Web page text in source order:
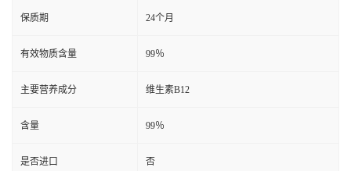
保质期 24个月
有效物质含量 99％
主要营养成分 维生素B12
含量 99％
是否进口 否